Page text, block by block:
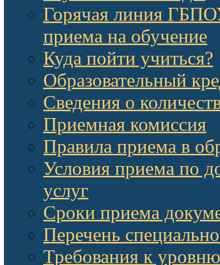
Горячая линия
приема на обучение
Куда пойти учиться?
Образовательный
Сведения о
Приемная комиссия
Правила приема в
Условия приема по
услуг
Сроки приема
Перечень
Требования к